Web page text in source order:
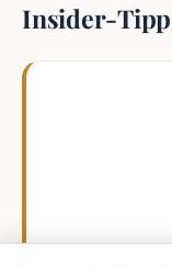
Insider-